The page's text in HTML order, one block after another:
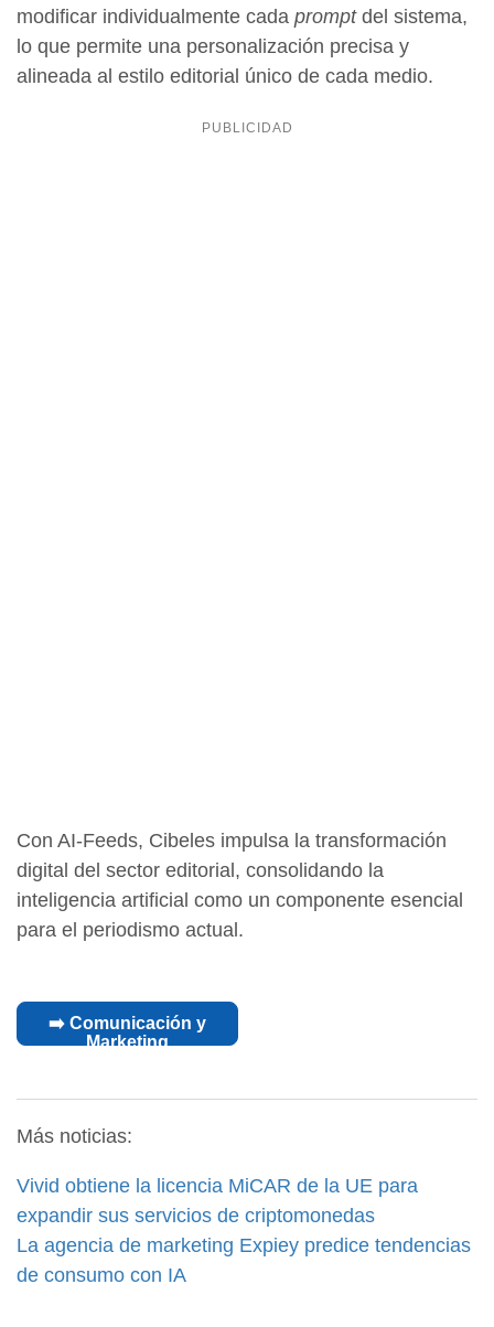
modificar individualmente cada promptdel sistema,
lo que permite una personalización precisa y
alineada al estilo editorial único de cada medio.
Con AI-Feeds, Cibeles impulsa la transformación
digital del sector editorial, consolidando la
inteligencia artificial como un componente esencial
para el periodismo actual.
➡️ Comunicación y
Marketing
Más noticias:
Vivid obtiene la licencia MiCAR de la UE para
expandir sus servicios de criptomonedas
La agencia de marketing Expiey predice tendencias
de consumo con IA